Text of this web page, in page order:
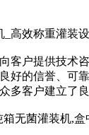
高效称重灌装
客户提供技术
好的信誉、可
多客户建立了